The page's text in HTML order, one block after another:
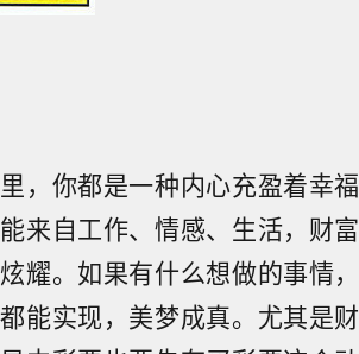
，你都是一种内心充盈着幸福
来自工作、情感、生活，财富
耀。如果有什么想做的事情，
能实现，美梦成真。尤其是财